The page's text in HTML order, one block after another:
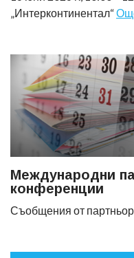
„Интерконтинентал“
Международни
конференции
Съобщения от